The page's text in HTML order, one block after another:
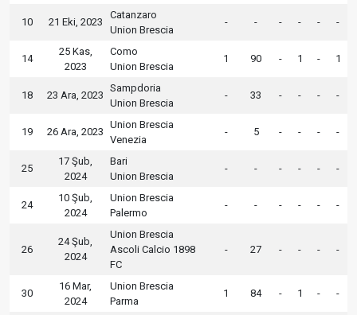
10 21 Eki, 2023
Catanzaro
Union Brescia
- - - - - -
14
25 Kas,
2023
Como
Union Brescia
1 90 - 1 - 1
18 23 Ara, 2023
Sampdoria
Union Brescia
- 33 - - - -
19 26 Ara, 2023
Union Brescia
Venezia
- 5 - - - -
25
17 Şub,
2024
Bari
Union Brescia
- - - - - -
24
10 Şub,
2024
Union Brescia
Palermo
- - - - - -
26
24 Şub,
2024
Union Brescia
Ascoli Calcio 1898
FC
- 27 - - - -
30
16 Mar,
2024
Union Brescia
Parma
1 84 - 1 - -